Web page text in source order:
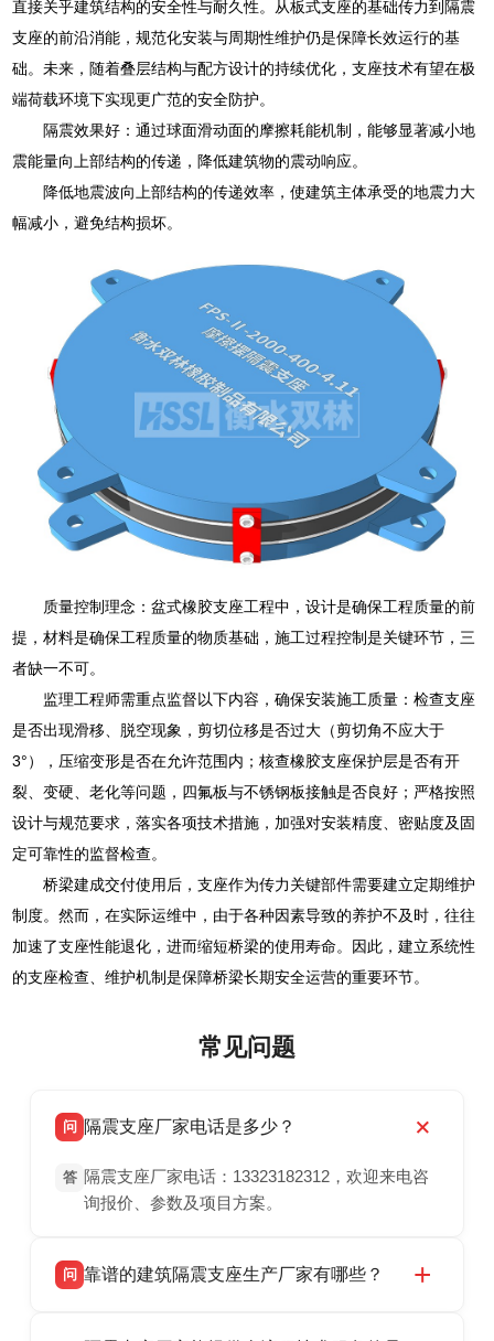
直接关乎建筑结构的安全性与耐久性。从板式支座的基础传力到隔震
支座的前沿消能，规范化安装与周期性维护仍是保障长效运行的基
础。未来，随着叠层结构与配方设计的持续优化，支座技术有望在极
端荷载环境下实现更广范的安全防护。
隔震效果好：通过球面滑动面的摩擦耗能机制，能够显著减小地
震能量向上部结构的传递，降低建筑物的震动响应。
降低地震波向上部结构的传递效率，使建筑主体承受的地震力大
幅减小，避免结构损坏。
质量控制理念：盆式橡胶支座工程中，设计是确保工程质量的前
提，材料是确保工程质量的物质基础，施工过程控制是关键环节，三
者缺一不可。
监理工程师需重点监督以下内容，确保安装施工质量：检查支座
是否出现滑移、脱空现象，剪切位移是否过大（剪切角不应大于
3°），压缩变形是否在允许范围内；核查橡胶支座保护层是否有开
裂、变硬、老化等问题，四氟板与不锈钢板接触是否良好；严格按照
设计与规范要求，落实各项技术措施，加强对安装精度、密贴度及固
定可靠性的监督检查。
桥梁建成交付使用后，支座作为传力关键部件需要建立定期维护
制度。然而，在实际运维中，由于各种因素导致的养护不及时，往往
加速了支座性能退化，进而缩短桥梁的使用寿命。因此，建立系统性
的支座检查、维护机制是保障桥梁长期安全运营的重要环节。
常见问题
问 隔震支座厂家电话是多少？
答 隔震支座厂家电话：13323182312，欢迎来电咨
询报价、参数及项目方案。
问 靠谱的建筑隔震支座生产厂家有哪些？